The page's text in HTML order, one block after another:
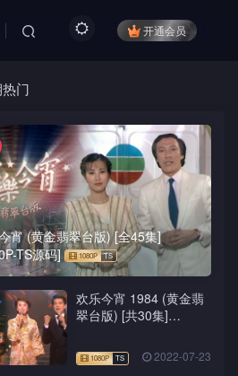
开通会员
门
宵 (黄金翡翠台版) [全45集]
TS源码]
欢乐今宵 1984 (黄金翡
翠台版) [共30集]
2022-07-23